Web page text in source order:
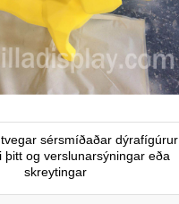
sérsmíðaðar dýrafígúrur
þitt og verslunarsýningar eða
skreytingar